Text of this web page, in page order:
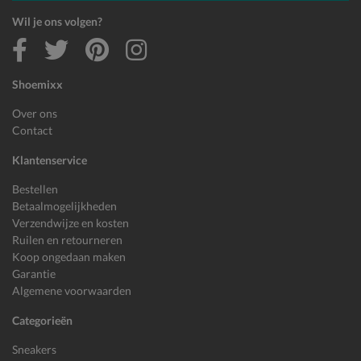
Shoemixx
Over ons
Contact
Klantenservice
Bestellen
Betaalmogelijkheden
Verzendwijze en kosten
Ruilen en retourneren
Koop ongedaan maken
Garantie
Algemene voorwaarden
Categorieën
Sneakers
Wil je ons volgen?